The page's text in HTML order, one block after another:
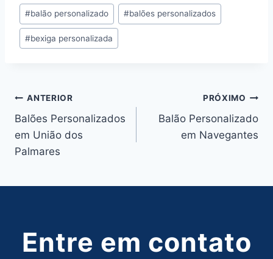
Tags
do
Post:
#balão personalizado #balões personalizados
#bexiga personalizada
Navegação
de
Post
ANTERIOR
Balões Personalizados
em União dos
Palmares
PRÓXIMO
Balão Personalizado
em Navegantes
Entre em contato